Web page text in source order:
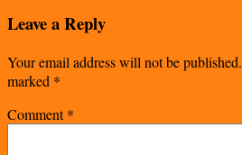
Leave a Reply
Your email address will not be published.
marked *
Comment*